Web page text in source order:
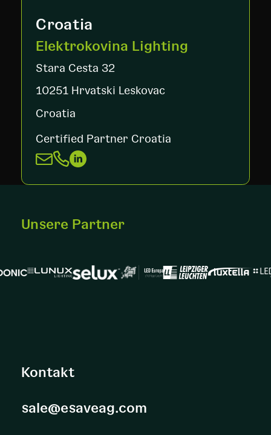
Croatia
Elektrokovina Lighting
Stara Cesta 32
10251 Hrvatski Leskovac
Croatia
Certified Partner Croatia
Unsere Partner
Kontakt
sale@esaveag.com